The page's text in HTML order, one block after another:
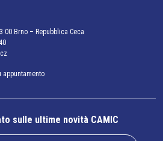
00 Brno – Repubblica Ceca
appuntamento
sulle ultime novità CAMIC